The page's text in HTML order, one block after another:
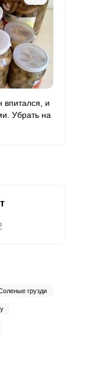
впитался, и
Убрать на
грузди